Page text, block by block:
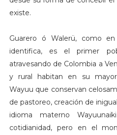
existe.
Guarero ó Walerü, como
identifica, es el primer
atravesando de Colombia a
y rural habitan en su
Wayuu que conservan
de pastoreo, creación de
idioma materno
cotidianidad, pero en el